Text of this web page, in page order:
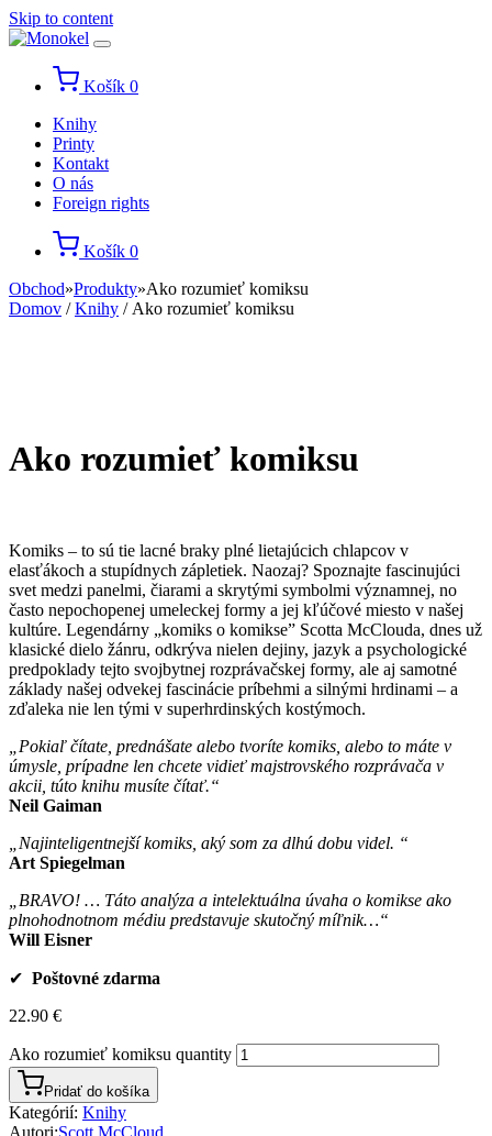
Skip to content
Košík 0
Knihy
Printy
Kontakt
O nás
Foreign rights
Košík 0
Obchod»Produkty»Ako rozumieť komiksu
Domov /Knihy / Ako rozumieť komiksu
Ako rozumieť komiksu
Komiks – to sú tie lacné braky plné lietajúcich chlapcov v
elasťákoch a stupídnych zápletiek. Naozaj? Spoznajte fascinujúci
svet medzi panelmi, čiarami a skrytými symbolmi významnej, no
často nepochopenej umeleckej formy a jej kľúčové miesto v našej
kultúre. Legendárny „komiks o komikse” Scotta McClouda, dnes už
klasické dielo žánru, odkrýva nielen dejiny, jazyk a psychologické
predpoklady tejto svojbytnej rozprávačskej formy, ale aj samotné
základy našej odvekej fascinácie príbehmi a silnými hrdinami – a
zďaleka nie len tými v superhrdinských kostýmoch.
„Pokiaľ čítate, prednášate alebo tvoríte komiks, alebo to máte v
úmysle, prípadne len chcete vidieť majstrovského rozprávača v
akcii, túto knihu musíte čítať.“
Neil Gaiman
„Najinteligentnejší komiks, aký som za dlhú dobu videl. “
Art Spiegelman
„BRAVO! … Táto analýza a intelektuálna úvaha o komikse ako
plnohodnotnom médiu predstavuje skutočný míľnik…“
Will Eisner
✔ Poštovné zdarma
22.90 €
Ako rozumieť komiksu quantity
Pridať do košíka
Kategórií: Knihy
Autori:Scott McCloud